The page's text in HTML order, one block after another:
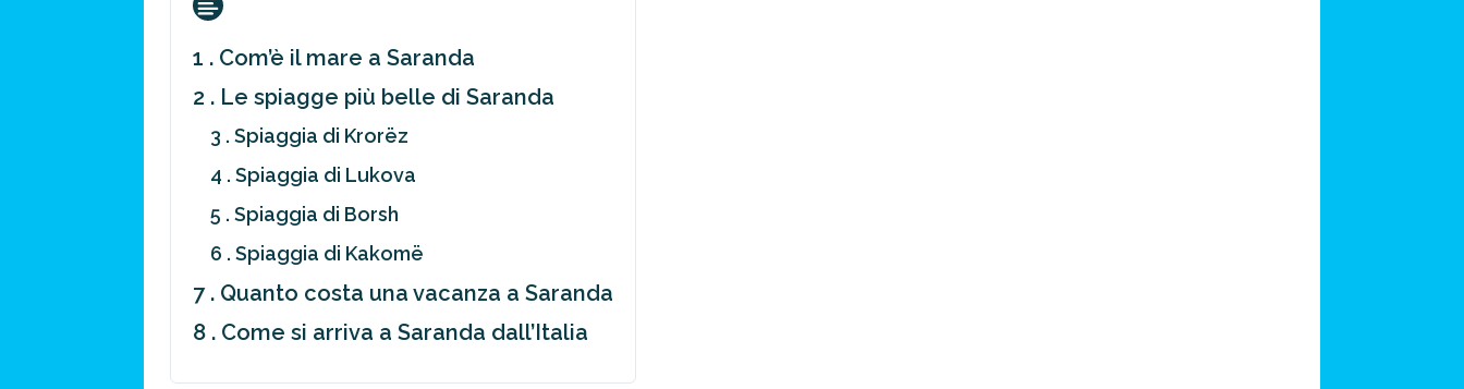
1 . Com’è il mare a Saranda
2 . Le spiagge più belle di Saranda
3 . Spiaggia di Krorëz
4 . Spiaggia di Lukova
5 . Spiaggia di Borsh
6 . Spiaggia di Kakomë
7 . Quanto costa una vacanza a Saranda
8 . Come si arriva a Saranda dall’Italia